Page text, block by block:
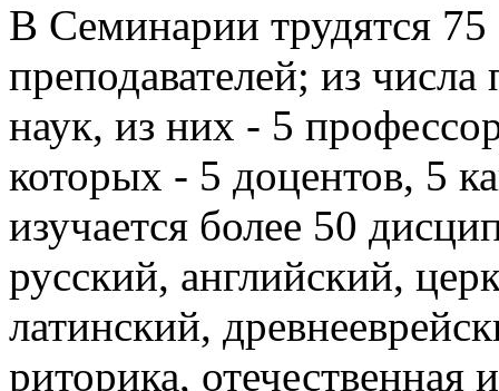
В Семинарии трудятся 75
преподавателей; из
наук, из них - 5
которых - 5 доцентов, 5
изучается более 50
русский, английский,
латинский,
риторика, отечественная